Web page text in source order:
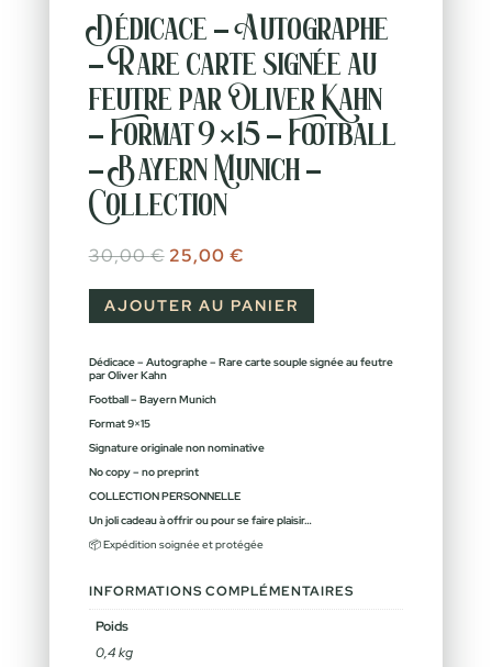
Dédicace – Autographe
– Rare carte signée au
feutre par Oliver Kahn
– Format 9×15 – Football
– Bayern Munich –
Collection
30,00€ Le prix initial était : 30,00 €.
25,00 €
AJOUTER AU PANIER
Dédicace – Autographe – Rare carte souple signée au feutre
par Oliver Kahn
Football – Bayern Munich
Format 9×15
Signature originale non nominative
No copy – no preprint
COLLECTION PERSONNELLE
Un joli cadeau à offrir ou pour se faire plaisir…
📦 Expédition soignée et protégée
INFORMATIONS COMPLÉMENTAIRES
Poids
0,4 kg